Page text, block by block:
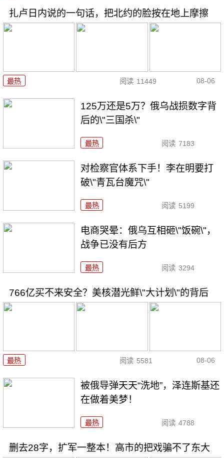
扎卢日内说的一句话，把北约的脸按在地上摩擦
最热 阅读 11449 08-06
125万还是5万？俄乌战损数字背
后的\"三国杀\"
最热 阅读 7183
对检察官体系下手！李在明要打
破\"青瓦台魔咒\"
最热 阅读 5199
电商哭晕：俄乌互相砸\"饭碗\"，
战争已没有后方
最热 阅读 3294
766亿买不来安全？美核潜光鲜\"大计划\"的背后
最热 阅读 5581 08-06
被俄导弹天天“洗地”，泽连斯基还
在做着美梦！
最热 阅读 4788
删去28字，扩军一整本！高市的把戏骗不了东大